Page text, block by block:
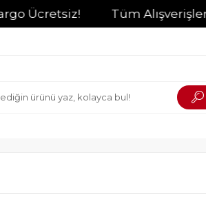
Tüm Alışverişlerinizde